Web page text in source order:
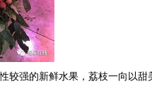
较强的新鲜水果，荔枝一向以